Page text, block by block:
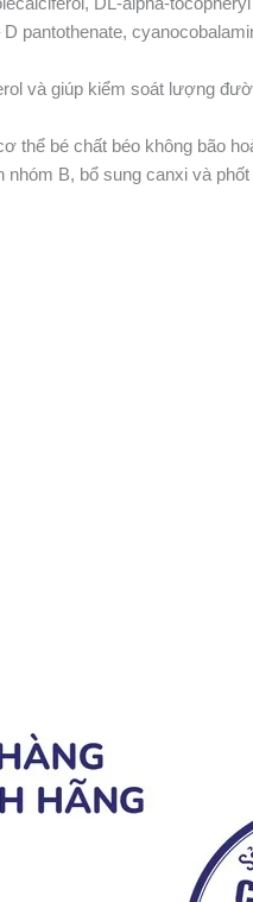
pantothenate,
và giúp kiểm soát lượng
thể bé chất béo không bão
B, bổ sung canxi và